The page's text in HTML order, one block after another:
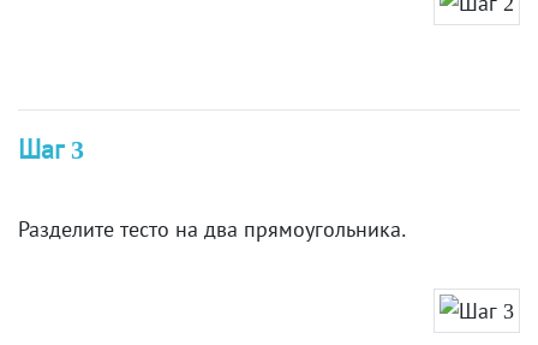
Шаг 3
Разделите тесто на два прямоугольника.